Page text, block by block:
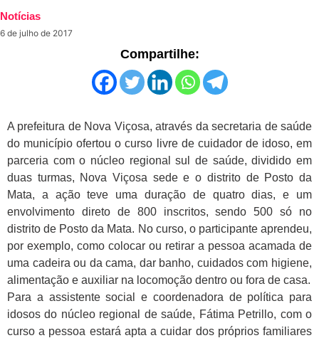
Notícias
6 de julho de 2017
Compartilhe:
A prefeitura de Nova Viçosa, através da secretaria de saúde
do município ofertou o curso livre de cuidador de idoso, em
parceria com o núcleo regional sul de saúde, dividido em
duas turmas, Nova Viçosa sede e o distrito de Posto da
Mata, a ação teve uma duração de quatro dias, e um
envolvimento direto de 800 inscritos, sendo 500 só no
distrito de Posto da Mata. No curso, o participante aprendeu,
por exemplo, como colocar ou retirar a pessoa acamada de
uma cadeira ou da cama, dar banho, cuidados com higiene,
alimentação e auxiliar na locomoção dentro ou fora de casa.
Para a assistente social e coordenadora de política para
idosos do núcleo regional de saúde, Fátima Petrillo, com o
curso a pessoa estará apta a cuidar dos próprios familiares